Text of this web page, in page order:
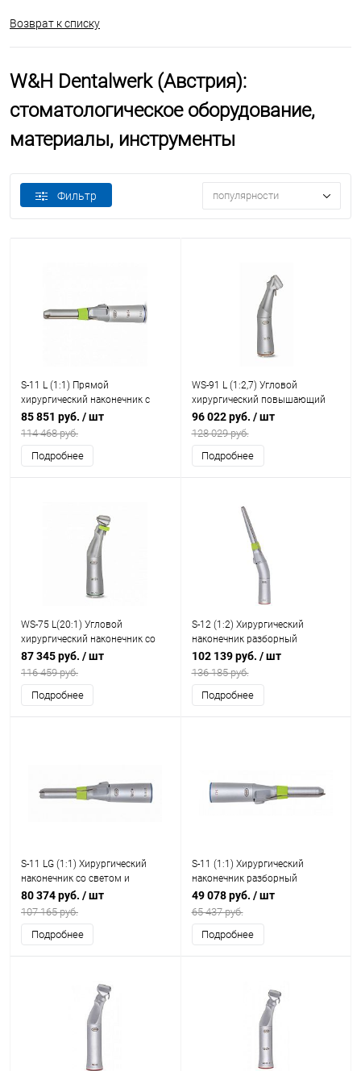
Возврат к списку
W&H Dentalwerk (Австрия):
стоматологическое оборудование,
материалы, инструменты
Фильтр популярности
S-11 L (1:1) Прямой
хирургический наконечник с
подсветкой
85 851 руб. / шт
114 468 руб.
Подробнее
WS-91 L (1:2,7) Угловой
хирургический повышающий
наконечник с оптикой LED с
наклоном головки под 45°
96 022 руб. / шт
128 029 руб.
Подробнее
WS-75 L(20:1) Угловой
хирургический наконечник со
светом, с внешним спреем,
разборный
87 345 руб. / шт
116 459 руб.
Подробнее
S-12 (1:2) Хирургический
наконечник разборный
102 139 руб. / шт
136 185 руб.
Подробнее
S-11 LG (1:1) Хирургический
наконечник со светом и
генератором, разборный
80 374 руб. / шт
107 165 руб.
Подробнее
S-11 (1:1) Хирургический
наконечник разборный
49 078 руб. / шт
65 437 руб.
Подробнее